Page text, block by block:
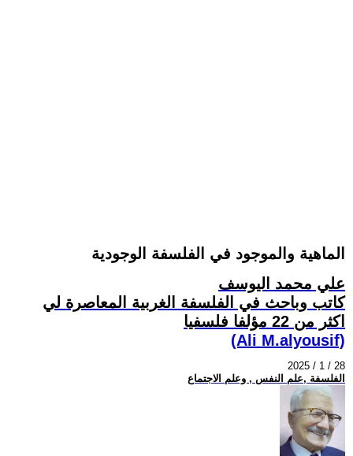
الماهية والموجود في الفلسفة الوجودية
علي محمد اليوسف
كاتب وباحث في الفلسفة الغربية المعاصرة لي
اكثر من 22 مؤلفا فلسفيا
(Ali M.alyousif)
2025 / 1 / 28
الفلسفة ,علم النفس , وعلم الاجتماع